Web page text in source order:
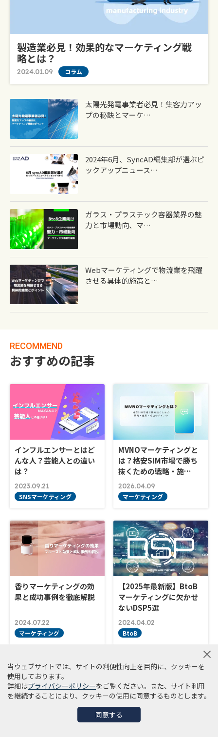
製造業必見！効果的なマーケティング戦
略とは？
2024.01.09 コラム
太陽光発電事業者必見！集客力アッ
プの秘訣とマーケ…
2024年6月、syncAD編集部が選ぶピ
ックアップニュース…
ガラス・プラスチック容器業界の魅
力と市場動向、マ…
Webマーケティングで物流業を飛躍
させる具体的施策と…
RECOMMEND
おすすめの記事
インフルエンサーとはど
んな人？芸能人との違い
は？
2023.09.21
SNSマーケティング
MVNOマーケティングと
は？格安SIM市場で勝ち
抜くための戦略・施…
2026.04.09
マーケティング
香りマーケティングの効
果と成功事例を徹底解説
2024.07.22
マーケティング
【2025年最新版】BtoB
マーケティングに欠かせ
ないDSP5選
2024.04.02
BtoB
韓国発・センイル広告
シニア層を獲得してビジ
当ウェブサイトでは、サイトの利便性向上を目的に、クッキーを
使用しております。
詳細はプライバシーポリシーをご覧ください。また、サイト利用
を継続することにより、クッキーの使用に同意するものとします。
同意する